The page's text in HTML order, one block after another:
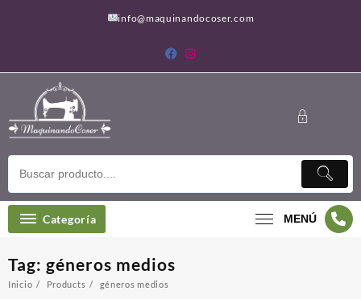
info@maquinandocoser.com
Categoría MENÚ
Tag: géneros medios
Inicio Products géneros medios